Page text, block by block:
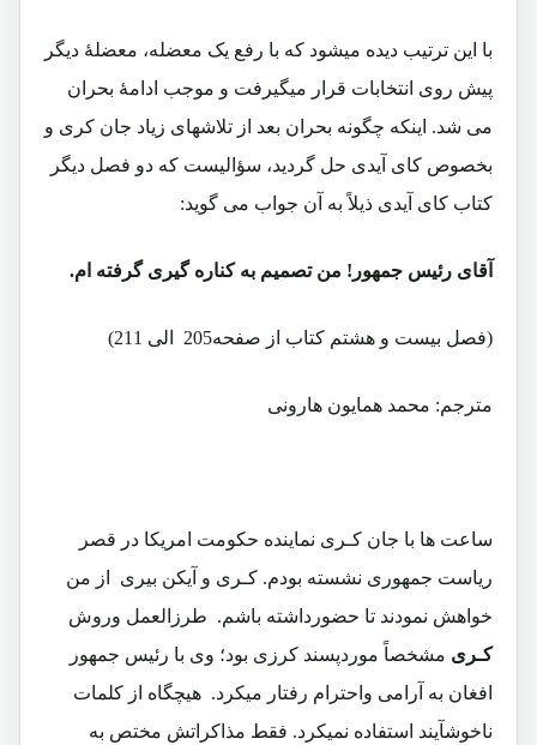
با این ترتیب دیده میشود که با رفع یک معضله، معضلۀ دیگر
پیش روی انتخابات قرار میگیرفت و موجب ادامۀ بحران
می شد. اینکه چگونه بحران بعد از تلاشهای زیاد جان کری و
بخصوص کای آیدی حل گردید، سؤالیست که دو فصل دیگر
کتاب کای آیدی ذیلاً به آن جواب می گوید:
آقای رئیس جمهور! من تصمیم به کناره گیری گرفته ام.
(فصل بیست و هشتم کتاب از صفحه205 الی 211)
مترجم: محمد همایون هارونی
ساعت ها با جان کـری نماینده حکومت امریکا در قصر
ریاست جمهوری نشسته بودم. کـری و آیکن بیری
از من
خواهش نمودند تا حضورداشته باشم. طرزالعمل وروش
کـری مشخصاً موردپسند کرزی بود؛ وی با رئیس جمهور
افغان به آرامی واحترام رفتار میکرد. هیچگاه از کلمات
ناخوشآیند استفاده نمیکرد. فقط مذاکراتش مختص به